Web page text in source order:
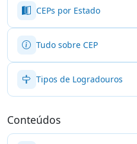
CEPs por Estado
Tudo sobre CEP
Tipos de Logradouros
Conteúdos